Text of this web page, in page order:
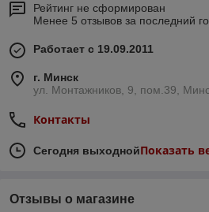
Рейтинг не сформирован
Менее 5 отзывов за последний
Работает с 19.09.2011
г. Минск
ул. Монтажников, 9, пом.39,
Контакты
Сегодня выходнойПоказать
Отзывы о магазине